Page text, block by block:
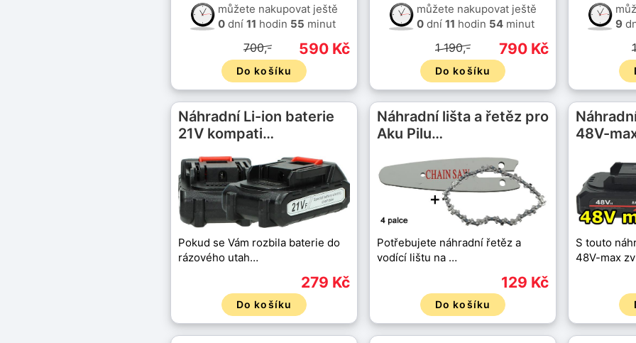
můžete nakupovat ještě
0 dní 11 hodin 55 minut
590 Kč
700,-
Do košíku
můžete nakupovat ještě
0 dní 11 hodin 54 minut
790 Kč
1 190,-
Do košíku
9
Náhradní Li-ion baterie
21V kompati…
Pokud se Vám rozbila baterie do
rázového utah…
279 Kč
Do košíku
Náhradní lišta a řetěz pro
Aku Pilu…
Potřebujete náhradní řetěz a
vodící lištu na …
129 Kč
Do košíku
48V-
S touto
48V-max